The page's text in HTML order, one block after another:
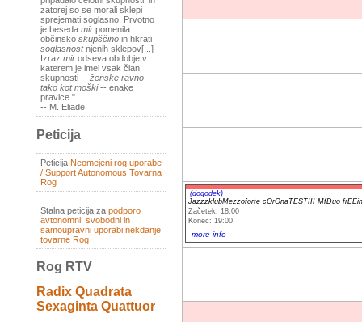
zatorej so se morali sklepi
sprejemati soglasno. Prvotno
je beseda mir pomenila
občinsko skupščino in hkrati
soglasnostnjenih sklepov[...]
Izraz mir odseva obdobje v
katerem je imel vsak član
skupnosti -- ženske ravno
tako kot moški-- enake
pravice."
-- M. Eliade
Peticija
Peticija Neomejeni rog uporabe
/ Support Autonomous Tovarna
Rog
Stalna peticija za podporo
avtonomni, svobodni in
samoupravni uporabi nekdanje
tovarne Rog
Rog RTV
Radix Quadrata
Sexaginta Quattuor
(dogodek)
JazzzklubMezzoforte cOrOnaTESTIII MfDuo
Začetek: 18:00
Konec: 19:00
more info